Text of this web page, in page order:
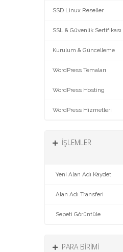
SSD Linux Reseller
SSL & Güvenlik Sertifikası
Kurulum & Güncelleme
WordPress Temaları
WordPress Hosting
WordPress Hizmetleri
İŞLEMLER
Yeni Alan Adı Kaydet
Alan Adı Transferi
Sepeti Görüntüle
PARA BIRIMI